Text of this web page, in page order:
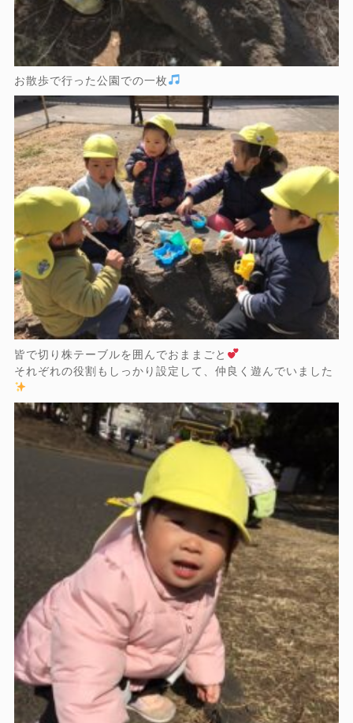
お散歩で行った公園での一枚
皆で切り株テーブルを囲んでおままごと
それぞれの役割もしっかり設定して、仲良く遊んでいました